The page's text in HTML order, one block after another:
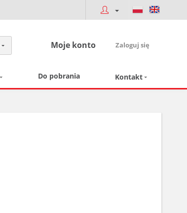
Moje konto Zaloguj się
Do pobrania Kontakt